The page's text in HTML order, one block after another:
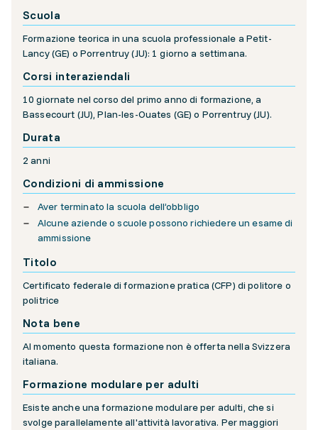
Scuola
Formazione teorica in una scuola professionale a Petit-
Lancy (GE) o Porrentruy (JU): 1 giorno a settimana.
Corsi interaziendali
10 giornate nel corso del primo anno di formazione, a
Bassecourt (JU), Plan-les-Ouates (GE) o Porrentruy (JU).
Durata
2 anni
Condizioni di ammissione
Aver terminato la scuola dell’obbligo
Alcune aziende o scuole possono richiedere un esame di
ammissione
Titolo
Certificato federale di formazione pratica (CFP) di politore o
politrice
Nota bene
Al momento questa formazione non è offerta nella Svizzera
italiana.
Formazione modulare per adulti
Esiste anche una formazione modulare per adulti, che si
svolge parallelamente all'attività lavorativa. Per maggiori